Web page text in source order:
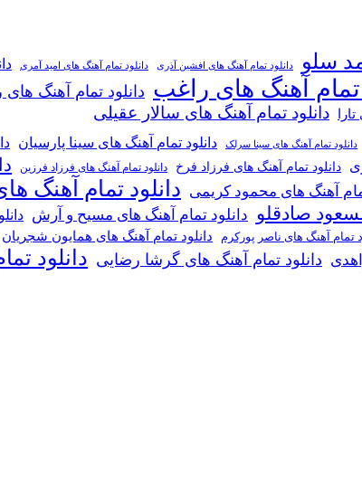
سلو دانلود تمام آهنگ های افشین آذری دانلود تمام آهنگ های امید آمری
تمام آهنگ های راغب دانلود تمام آهنگ های
دانلود تمام آهنگ های سالار عقیلی
دانلود تمام آهنگ های سینا سرلک دانلود تمام آهنگ های سینا پارسیان
دانلود تمام آهنگ های فرزاد فرخ دانلود تمام آهنگ های فرزاد فرزین
آهنگ های محمود کریمی دانلود تمام آهنگ
صادقلو دانلود تمام آهنگ های مسیح و آرش
تمام آهنگ های ناصر پورکرم دانلود تمام آهنگ های همایون شجریان
دانلود تمام آهنگ های گرشا رضایی دانلود